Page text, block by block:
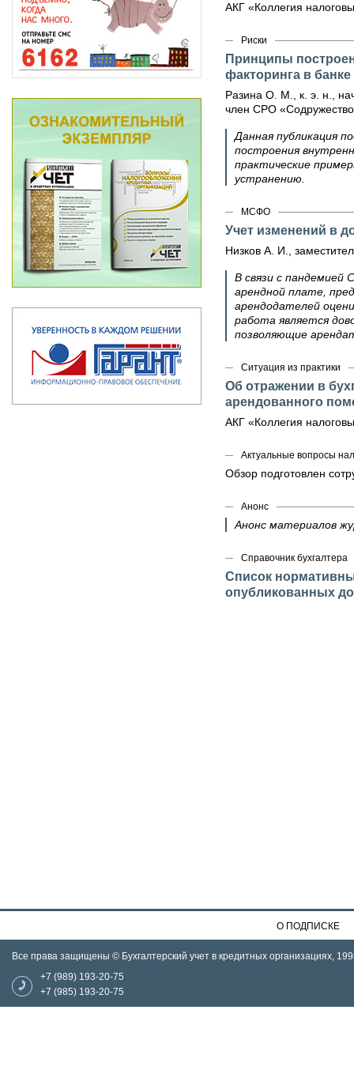
АКГ «Коллегия
Риски
Принципы
факторинга в банке
Разина О. М., к. э. н.,
член СРО
Данная публикация
построения
практические
устранению.
МСФО
Учет изменений в
Низков А. И.,
В связи с пандемией
арендной плате,
арендодателей
работа является
позволяющие
Ситуация из практики
Об отражении в
арендованного
АКГ «Коллегия
Актуальные вопросы
Обзор подготовлен
Анонс
Анонс материалов
Справочник бухгалтера
Список
опубликованных
О ПОДПИСКЕ
Все права защищены © Бухгалтерский учет в кредитных организациях,
+7 (989) 193-20-75
+7 (985) 193-20-75